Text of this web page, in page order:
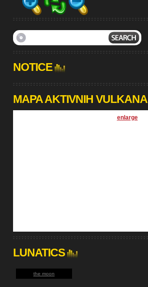
NOTICE
MAPA AKTIVNIH VULKANA
enlarge]
LUNATICS
the moon